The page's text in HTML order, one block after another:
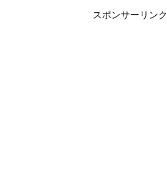
スポンサーリンク